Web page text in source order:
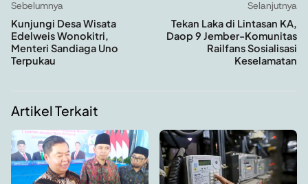
Sebelumnya
Kunjungi Desa Wisata
Edelweis Wonokitri,
Menteri Sandiaga Uno
Terpukau
Selanjutnya
Tekan Laka di Lintasan KA,
Daop 9 Jember-Komunitas
Railfans Sosialisasi
Keselamatan
Artikel Terkait